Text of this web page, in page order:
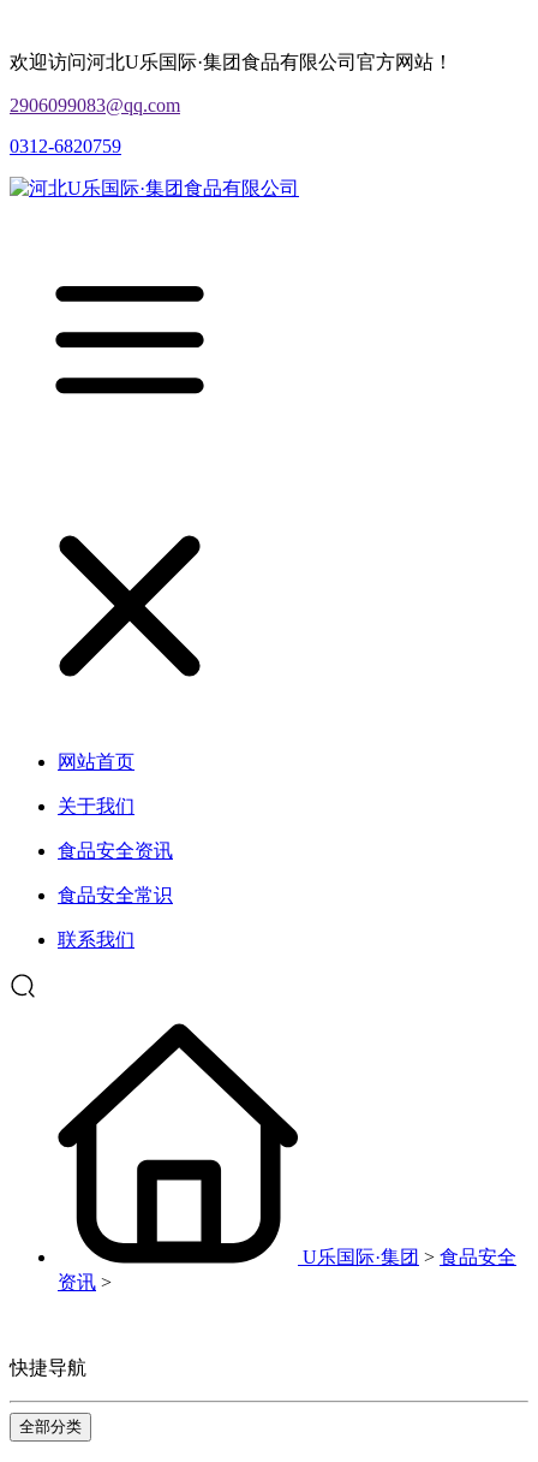
欢迎访问河北U乐国际·集团食品有限公司官方网站！
2906099083@qq.com
0312-6820759
网站首页
关于我们
食品安全资讯
食品安全常识
联系我们
U乐国际·集团 > 食品安全
资讯 >
快捷导航
全部分类